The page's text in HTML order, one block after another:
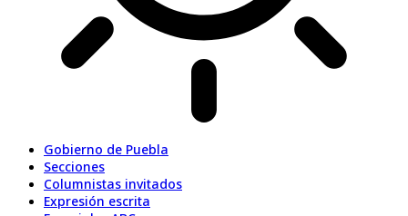
Gobierno de Puebla
Secciones
Columnistas invitados
Expresión escrita